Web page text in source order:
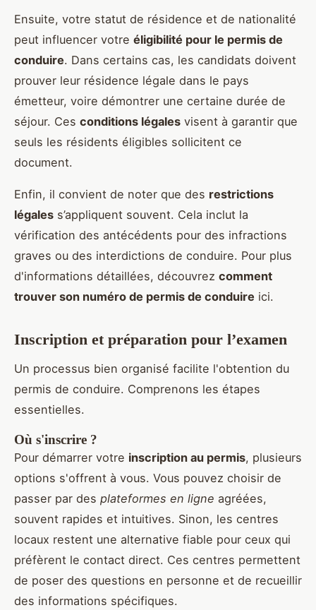
Ensuite, votre statut de résidence et de nationalité
peut influencer votre éligibilité pour le permis de
conduire. Dans certains cas, les candidats doivent
prouver leur résidence légale dans le pays
émetteur, voire démontrer une certaine durée de
séjour. Ces conditions légales visent à garantir que
seuls les résidents éligibles sollicitent ce
document.
Enfin, il convient de noter que des restrictions
légales s’appliquent souvent. Cela inclut la
vérification des antécédents pour des infractions
graves ou des interdictions de conduire. Pour plus
d'informations détaillées, découvrez comment
trouver son numéro de permis de conduire ici.
Inscription et préparation pour l’examen
Un processus bien organisé facilite l'obtention du
permis de conduire. Comprenons les étapes
essentielles.
Où s'inscrire ?
Pour démarrer votre inscription au permis, plusieurs
options s'offrent à vous. Vous pouvez choisir de
passer par des plateformes en ligne agréées,
souvent rapides et intuitives. Sinon, les centres
locaux restent une alternative fiable pour ceux qui
préfèrent le contact direct. Ces centres permettent
de poser des questions en personne et de recueillir
des informations spécifiques.